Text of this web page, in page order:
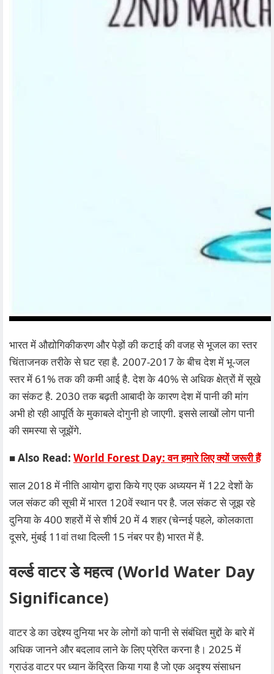
भारत में औद्योगिकीकरण और पेड़ों की कटाई की वजह से भूजल का स्तर
चिंताजनक तरीके से घट रहा है. 2007-2017 के बीच देश में भू-जल
स्तर में 61% तक की कमी आई है. देश के 40% से अधिक क्षेत्रों में सूखे
का संकट है. 2030 तक बढ़ती आबादी के कारण देश में पानी की मांग
अभी हो रही आपूर्ति के मुकाबले दोगुनी हो जाएगी. इससे लाखों लोग पानी
की समस्या से जूझेंगे.
■ Also Read: World Forest Day: वन हमारे लिए क्यों जरूरी हैं
साल 2018 में नीति आयोग द्वारा किये गए एक अध्ययन में 122 देशों के
जल संकट की सूची में भारत 120वें स्थान पर है. जल संकट से जूझ रहे
दुनिया के 400 शहरों में से शीर्ष 20 में 4 शहर (चेन्नई पहले, कोलकाता
दूसरे, मुंबई 11वां तथा दिल्ली 15 नंबर पर है) भारत में है.
वर्ल्ड वाटर डे महत्व (World Water Day
Significance)
वाटर डे का उद्देश्य दुनिया भर के लोगों को पानी से संबंधित मुद्दों के बारे में
अधिक जानने और बदलाव लाने के लिए प्रेरित करना है। 2025 में
ग्राउंड वाटर पर ध्यान केंद्रित किया गया है जो एक अदृश्य संसाधन